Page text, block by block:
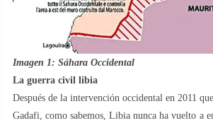
Imagen 1: Sáhara Occidental
La guerra civil libia
Después de la intervención occidental en 2011
Gadafi, como sabemos, Libia nunca ha vuelto a